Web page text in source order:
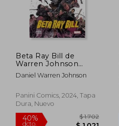
15%
Beta Ray Bill de
Warren Johnson
(Marvel Vintage)
Daniel Warren Johnson
Panini Comics, 2024, Tapa
Dura, Nuevo